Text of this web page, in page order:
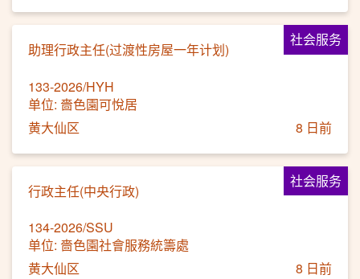
社会服务
助理行政主任(过渡性房屋一年计划)
133-2026/HYH
单位: 嗇色園可悅居
黄大仙区
8 日前
社会服务
行政主任(中央行政)
134-2026/SSU
单位: 嗇色園社會服務統籌處
黄大仙区
8 日前